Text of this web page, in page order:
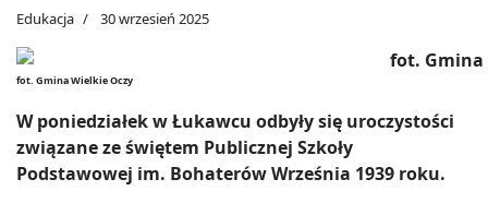
Edukacja 30 wrzesień 2025
fot. Gmina Wielkie Oczy
W poniedziałek w Łukawcu odbyły się uroczystości
związane ze świętem Publicznej Szkoły
Podstawowej im. Bohaterów Września 1939 roku.